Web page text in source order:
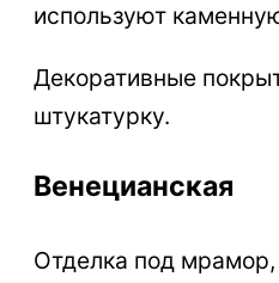
используют
Декоративные
штукатурку.
Венецианская
Отделка под